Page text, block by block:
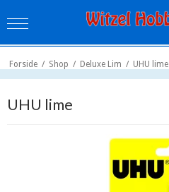
Forside / Shop / Deluxe Lim / UHU lime
UHU lime